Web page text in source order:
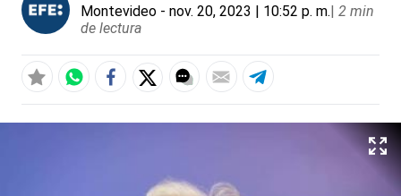
Montevideo - nov. 20, 2023 | 10:52 p. m.| 2 min
de lectura